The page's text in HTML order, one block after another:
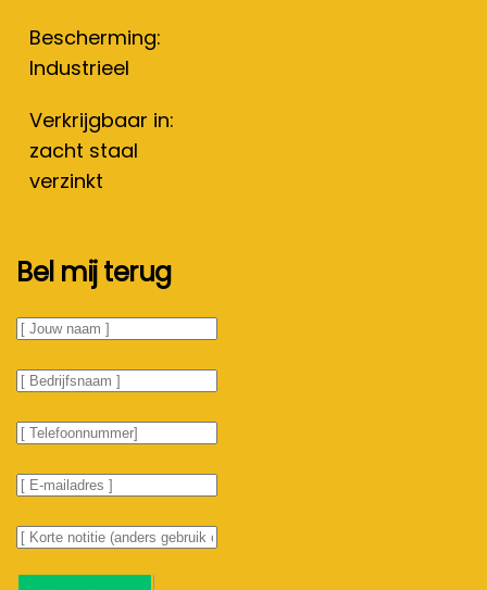
Bescherming:
Industrieel
Verkrijgbaar in:
zacht staal
verzinkt
Bel mij terug